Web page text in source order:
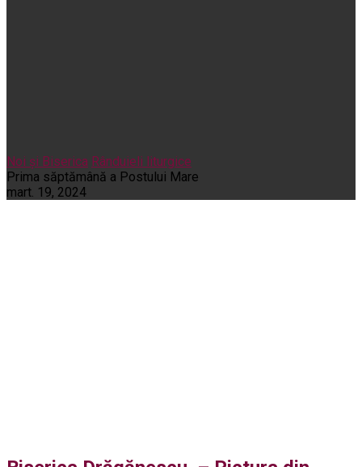
Noi și Biserica Rânduieli liturgice
Prima săptămână a Postului Mare
mart. 19, 2024